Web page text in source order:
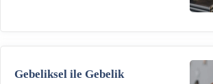
Gebeliksel ile Gebelik